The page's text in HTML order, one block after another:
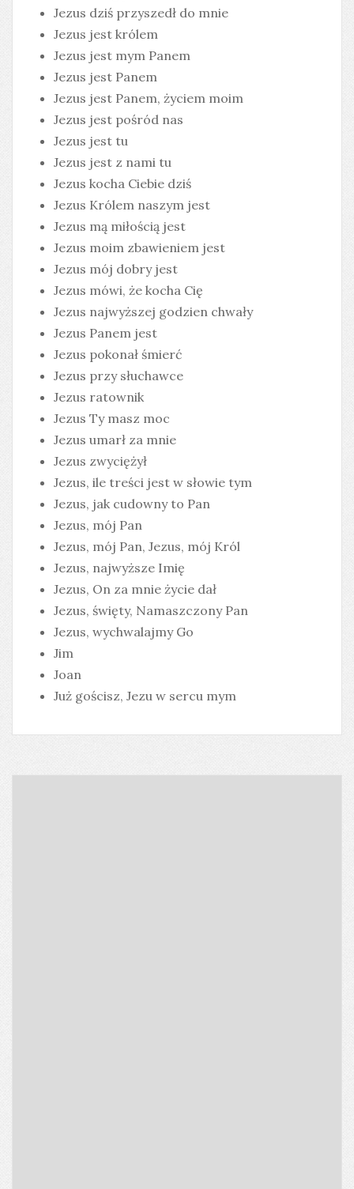
Jezus dziś przyszedł do mnie
Jezus jest królem
Jezus jest mym Panem
Jezus jest Panem
Jezus jest Panem, życiem moim
Jezus jest pośród nas
Jezus jest tu
Jezus jest z nami tu
Jezus kocha Ciebie dziś
Jezus Królem naszym jest
Jezus mą miłością jest
Jezus moim zbawieniem jest
Jezus mój dobry jest
Jezus mówi, że kocha Cię
Jezus najwyższej godzien chwały
Jezus Panem jest
Jezus pokonał śmierć
Jezus przy słuchawce
Jezus ratownik
Jezus Ty masz moc
Jezus umarł za mnie
Jezus zwyciężył
Jezus, ile treści jest w słowie tym
Jezus, jak cudowny to Pan
Jezus, mój Pan
Jezus, mój Pan, Jezus, mój Król
Jezus, najwyższe Imię
Jezus, On za mnie życie dał
Jezus, święty, Namaszczony Pan
Jezus, wychwalajmy Go
Jim
Joan
Już gościsz, Jezu w sercu mym